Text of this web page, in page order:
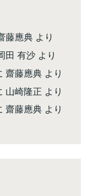
藤應典 より
田 有沙 より
齋藤應典 より
山崎隆正 より
齋藤應典 より